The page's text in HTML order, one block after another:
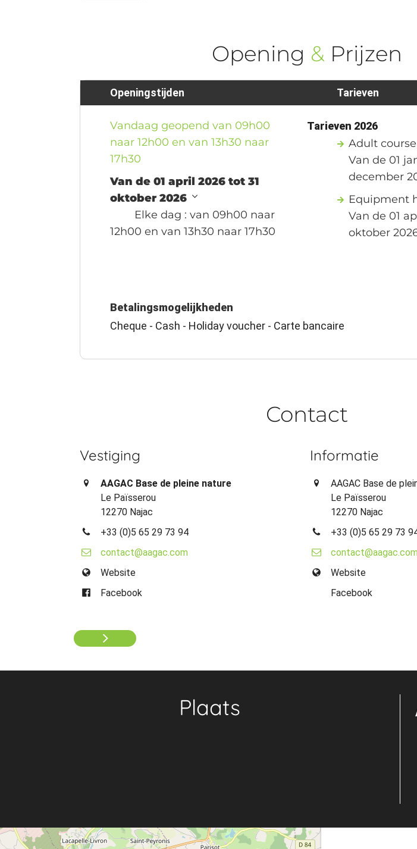
Opening & Prijzen
Openingstijden
Vandaag geopend van 09h00
naar 12h00 en van 13h30 naar
17h30
Van de 01 april 2026 tot 31
oktober 2026
Elke dag : van 09h00 naar
12h00 en van 13h30 naar 17h30
Tarieven
Tarieven 2026
Adult
Van de 01
december
Equipment
Van de 01
oktober
Betalingsmogelijkheden
Cheque - Cash - Holiday voucher - Carte bancaire
Contact
Vestiging
AAGAC Base de pleine nature
Le Païsserou
12270 Najac
+33 (0)5 65 29 73 94
contact@aagac.com
Website
Facebook
Informatie
AAGAC Base de
Le Païsserou
12270 Najac
+33 (0)5 65 29 73
Website
Facebook
Plaats